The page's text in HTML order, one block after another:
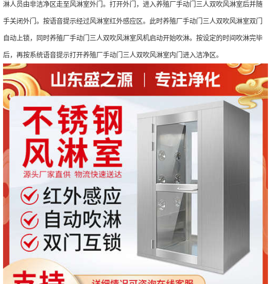
淋人员由非洁净区走至风淋室外门。打开外门，进入养殖厂手动门三人双吹风淋室后并随
手关闭外门。按语音提示经过风淋室红外感应区。此时养殖厂手动门三人双吹风淋室双门
自动上锁，同时养殖厂手动门三人双吹风淋室风机启动开始吹淋。按设定的时间吹淋完毕
后，再按系统语音提示打开养殖厂手动门三人双吹风淋室内门进入洁净区。